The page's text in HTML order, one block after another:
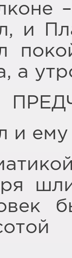
и
а
и ему